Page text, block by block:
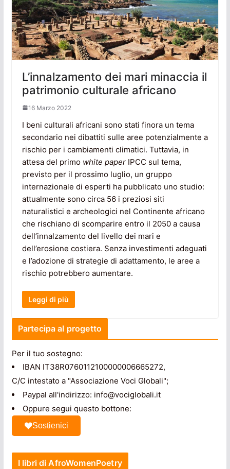
L’innalzamento dei mari minaccia il
patrimonio culturale africano
16 Marzo 2022
I beni culturali africani sono stati finora un tema
secondario nei dibattiti sulle aree potenzialmente a
rischio per i cambiamenti climatici. Tuttavia, in
attesa del primo white paperIPCC sul tema,
previsto per il prossimo luglio, un gruppo
internazionale di esperti ha pubblicato uno studio:
attualmente sono circa 56 i preziosi siti
naturalistici e archeologici nel Continente africano
che rischiano di scomparire entro il 2050 a causa
dell’innalzamento del livello dei mari e
dell’erosione costiera. Senza investimenti adeguati
e l’adozione di strategie di adattamento, le aree a
rischio potrebbero aumentare.
Leggi di più
Partecipa al progetto
Per il tuo sostegno:
IBAN IT38R0760112100000006665272,
C/C intestato a "Associazione Voci Globali";
Paypal all'indirizzo: info@vociglobali.it
Oppure segui questo bottone:
Sostienici
I libri di AfroWomenPoetry